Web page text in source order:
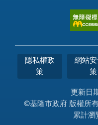
隱私權政
策
網站
策
更新日
©基隆市政府 版權所
累計瀏